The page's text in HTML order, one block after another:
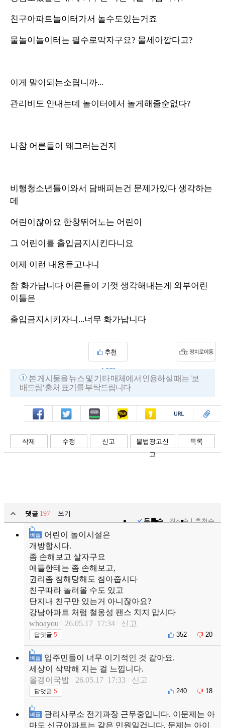
친구아파트놀이터가서 놀수도있는거죠
물놀이놀이터는 필수로막자구요? 물세아깝다고?
이게 말이되는소립니까...
관리비도 안내는데 놀이터에서 놀게해줄순없다?
나참 어른들이 왜그러는건지
비행청소년들이와서 담배피는건 문제가있다 생각하는
데
어린이잖아요 한창뛰어노는 어린이
그 어린이를 출입금지시킨다니요
어제 이런 내용듣고나니
참 화가납니다 어른들이 기껏 생각해내는게 외부어린
이들은
출입금지시키자니...너무 화가납니다
추천
1,008
본 게시물을 뉴스 및 기타 매체에서 인용하실 때는 '보
배드림' 출처 표기를 부탁드립니다
페북 트윗 밴드 카톡 카스 복사 스크랩
삭제 수정 신고
불법광고신
고
목록
댓글 197
쓰기
등록순
최신순 추천순
베플
어린이 놀이시설은
개방합시다.
좀 손해보고 살자구요
애들한테는 좀 손해보고,
권리좀 침해당해도 참아줍시다
친구따라 놀러올 수도 있고
단지내 친구만 있는거 아니잖아요?
강남아파트 처럼 철옹성 팬스 치지 맙시다
whoayou
26.05.17 17:34 신고
답댓글 5 352 20
베플
입주민들이 너무 이기적인 것 같아요.
세상이 삭막해 지는 걸 느낍니다.
올갱이국밥
26.05.17 17:33 신고
답댓글 5 240 18
베플
관리사무소 전기과장 근무중입니다. 이문제는 아
마도 신규아파트는 같은 민원일겁니다. 문제는 아이